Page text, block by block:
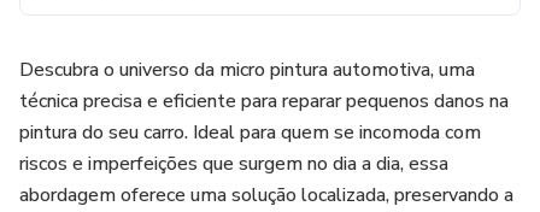
Descubra o universo da micro pintura automotiva, uma
técnica precisa e eficiente para reparar pequenos danos na
pintura do seu carro. Ideal para quem se incomoda com
riscos e imperfeições que surgem no dia a dia, essa
abordagem oferece uma solução localizada, preservando a